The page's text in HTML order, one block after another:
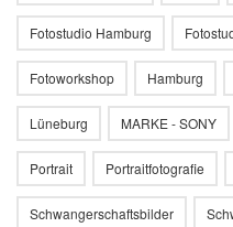
Fotostudio Hamburg
Fotoworkshop Hamburg
Lüneburg MARKE - SONY
Portrait Portraitfotografie
Schwangerschaftsbilder